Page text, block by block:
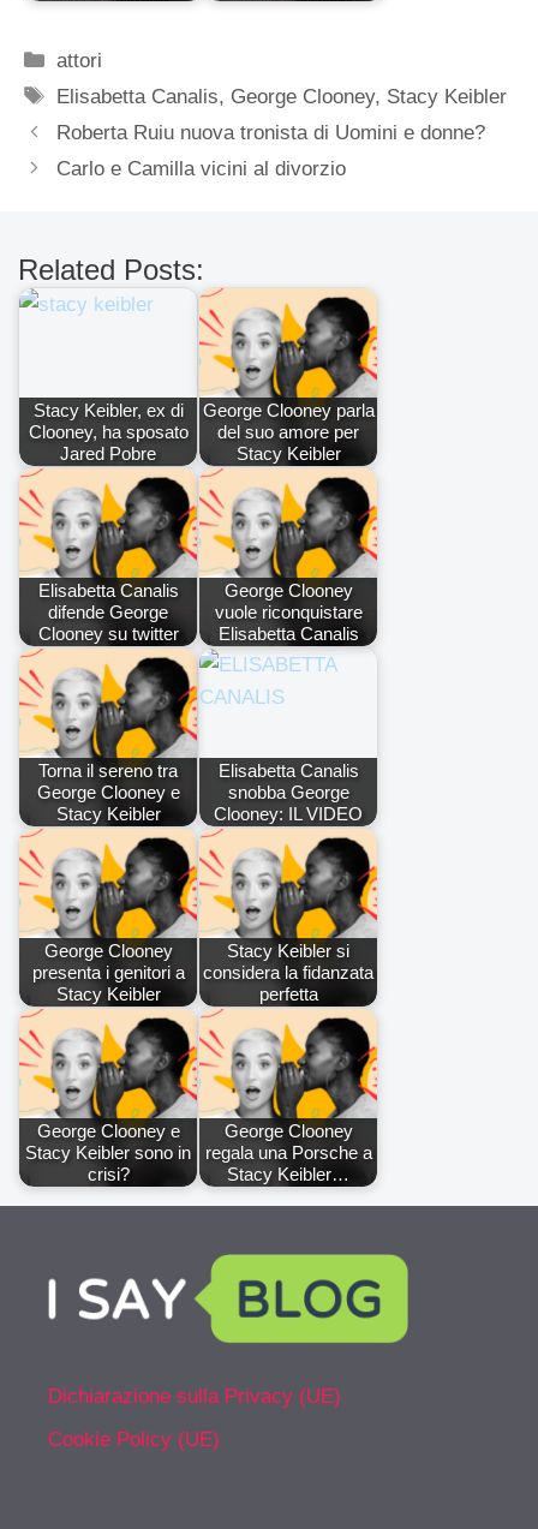
Categorie
attori
Tag
Elisabetta Canalis, George Clooney, Stacy Keibler
Roberta Ruiu nuova tronista di Uomini e donne?
Carlo e Camilla vicini al divorzio
Related Posts:
Stacy Keibler, ex di
Clooney, ha sposato
Jared Pobre
George Clooney parla
del suo amore per
Stacy Keibler
Elisabetta Canalis
difende George
Clooney su twitter
George Clooney
vuole riconquistare
Elisabetta Canalis
Torna il sereno tra
George Clooney e
Stacy Keibler
Elisabetta Canalis
snobba George
Clooney: IL VIDEO
George Clooney
presenta i genitori a
Stacy Keibler
Stacy Keibler si
considera la fidanzata
perfetta
George Clooney e
Stacy Keibler sono in
crisi?
George Clooney
regala una Porsche a
Stacy Keibler…
Dichiarazione sulla Privacy (UE)
Cookie Policy (UE)